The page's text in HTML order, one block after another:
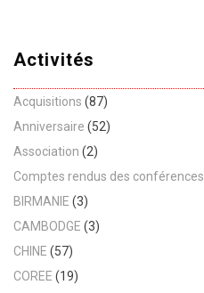
Activités
Acquisitions (87)
Anniversaire (52)
Association (2)
Comptes rendus des conférences
BIRMANIE (3)
CAMBODGE (3)
CHINE (57)
COREE (19)